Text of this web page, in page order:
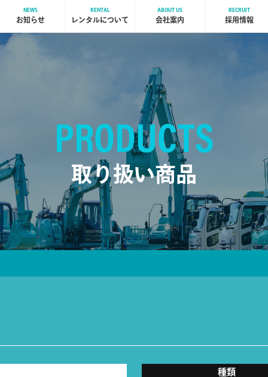
NEWS
お知らせ
RENTAL
レンタルについて
ABOUT US
会社案内
RECRUIT
採用情報
PRODUCTS
取り扱い商品
種類